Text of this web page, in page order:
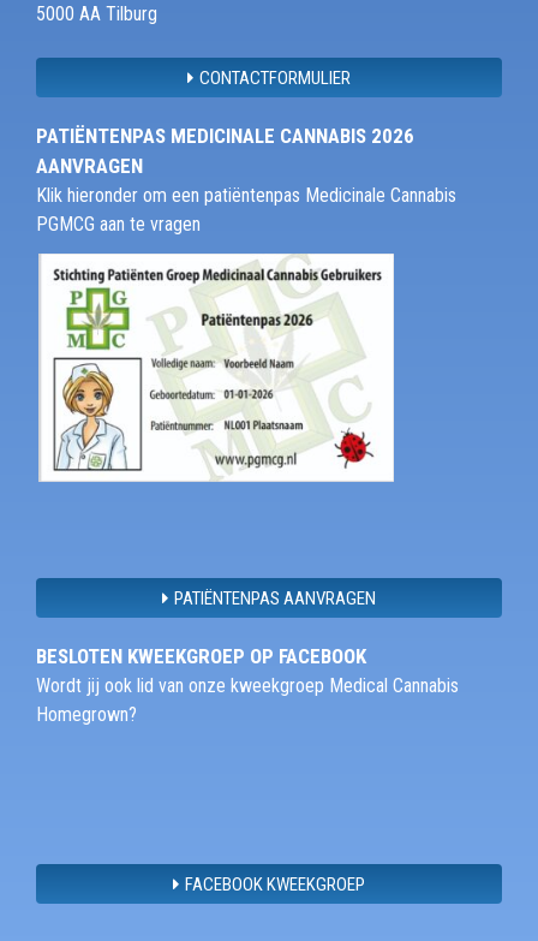
5000 AA Tilburg
CONTACTFORMULIER
PATIËNTENPAS MEDICINALE CANNABIS 2026
AANVRAGEN
Klik hieronder om een patiëntenpas Medicinale Cannabis
PGMCG aan te vragen
PATIËNTENPAS AANVRAGEN
BESLOTEN KWEEKGROEP OP FACEBOOK
Wordt jij ook lid van onze kweekgroep Medical Cannabis
Homegrown?
FACEBOOK KWEEKGROEP